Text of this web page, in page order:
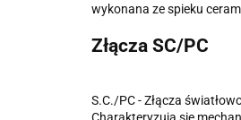
wykonana ze spieku
Złącza SC/PC
S.C./PC - Złącza
Charakteryzują się